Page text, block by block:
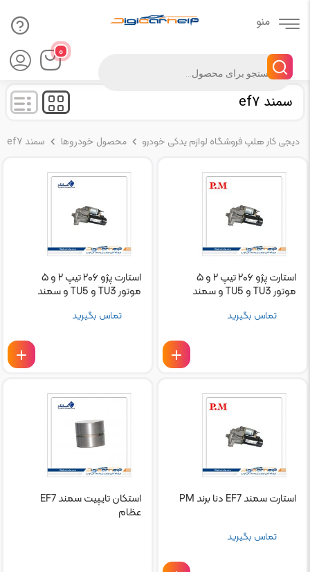
۰ Products
search
سمند ef7
دیجی کار هلپ فروشگاه لوازم یدکی خودرو محصول خودروها سمند ef7
استارت پژو ۲۰۶ تیپ ۲ و ۵
موتور TU3 و TU5 و سمند
تماس بگیرید
استارت پژو ۲۰۶ تیپ ۲ و ۵
موتور TU3 و TU5 و سمند
تماس بگیرید
استارت سمند EF7 دنا برند PM
تماس بگیرید
استکان تایپیت سمند EF7
عظام